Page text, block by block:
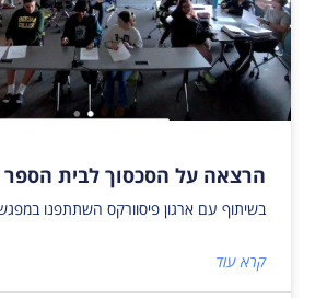
הרצאה על הסכסוך לבית הספר
בשיתוף עם ארגון פיסוורקס השתתפנו במפגש מקוון משותף, שחיבר בין פעילי שלום ישראלים ופלסטינים לבין 40 תלמידים מבית הספר טק ואלי בניו
קרא עוד